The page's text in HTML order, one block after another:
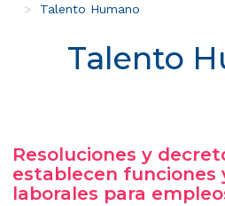
Talento Humano
Talento
Resoluciones y
establecen funciones
laborales para